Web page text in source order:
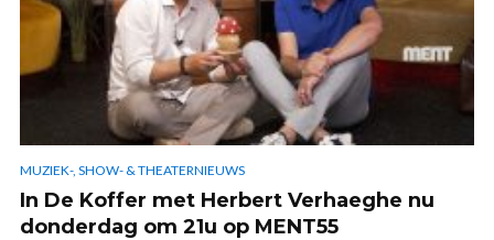
MUZIEK-, SHOW- & THEATERNIEUWS
In De Koffer met Herbert Verhaeghe nu
donderdag om 21u op MENT55